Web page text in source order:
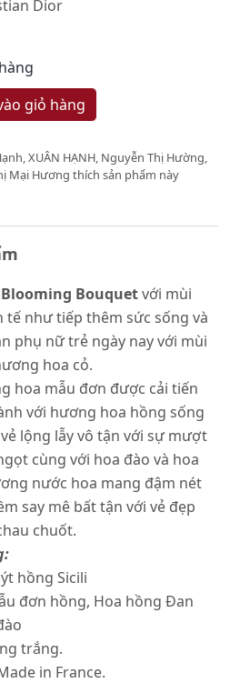
Dior
giỏ hàng
XUÂN HẠNH, Nguyễn Thị Hường,
Mại Hương thích sản phẩm này
Bouquetvới mùi
như tiếp thêm sức sống và
phụ nữ trẻ ngày nay với mùi
hoa cỏ.
hoa mẫu đơn được cải tiến
với hương hoa hồng sống
lộng lẫy vô tận với sự mượt
cùng với hoa đào và hoa
nước hoa mang đậm nét
say mê bất tận với vẻ đẹp
chuốt.
hồng Sicili
đơn hồng, Hoa hồng Đan
trắng.
in France.